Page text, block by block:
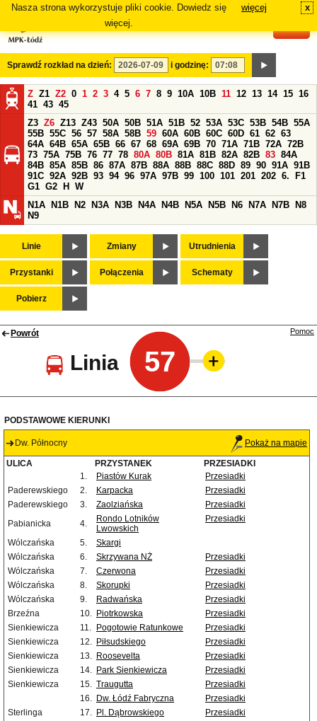
Nasza strona wykorzystuje pliki cookie. Dowiedz się
więcej.
więcej x
Sprawdź rozkład na dzień: i godzinę:
Z Z1 Z2 0 1 2 3 4 5 6 7 8 9 10A 10B 11 12 13 14 15 16
41 43 45
Z3 Z6 Z13 Z43 50A 50B 51A 51B 52 53A 53C 53B 54B 55A
55B 55C 56 57 58A 58B 59 60A 60B 60C 60D 61 62 63
64A 64B 65A 65B 66 67 68 69A 69B 70 71A 71B 72A 72B
73 75A 75B 76 77 78 80A 80B 81A 81B 82A 82B 83 84A
84B 85A 85B 86 87A 87B 88A 88B 88C 88D 89 90 91A 91B
91C 92A 92B 93 94 96 97A 97B 99 100 101 201 202 6.
F1
G1 G2 H
W
N1A
N1B N2 N3A N3B N4A N4B N5A N5B N6 N7A N7B
N8
N9
Linie Zmiany Utrudnienia
Przystanki Połączenia Schematy
Pobierz
Powrót
Linia 57
Pomoc
PODSTAWOWE KIERUNKI
Dw. Północny Pokaż na mapie
ULICA PRZYSTANEK
PRZESIADKI
1.
Piastów Kurak
Przesiadki
Paderewskiego
2. Karpacka
Przesiadki
Paderewskiego
3. Zaolziańska
Przesiadki
Pabianicka
4.
Rondo Lotników
Lwowskich
Przesiadki
Wólczańska 5.
Skargi
Wólczańska
6. Skrzywana NŻ
Przesiadki
Wólczańska
7. Czerwona
Przesiadki
Wólczańska
8. Skorupki
Przesiadki
Wólczańska
9. Radwańska
Przesiadki
Brzeźna
10. Piotrkowska
Przesiadki
Sienkiewicza
11. Pogotowie Ratunkowe
Przesiadki
Sienkiewicza
12. Piłsudskiego
Przesiadki
Sienkiewicza
13. Roosevelta
Przesiadki
Sienkiewicza
14. Park Sienkiewicza
Przesiadki
Sienkiewicza
15. Traugutta
Przesiadki
16. Dw. Łódź Fabryczna
Przesiadki
Sterlinga
17. Pl. Dąbrowskiego
Przesiadki